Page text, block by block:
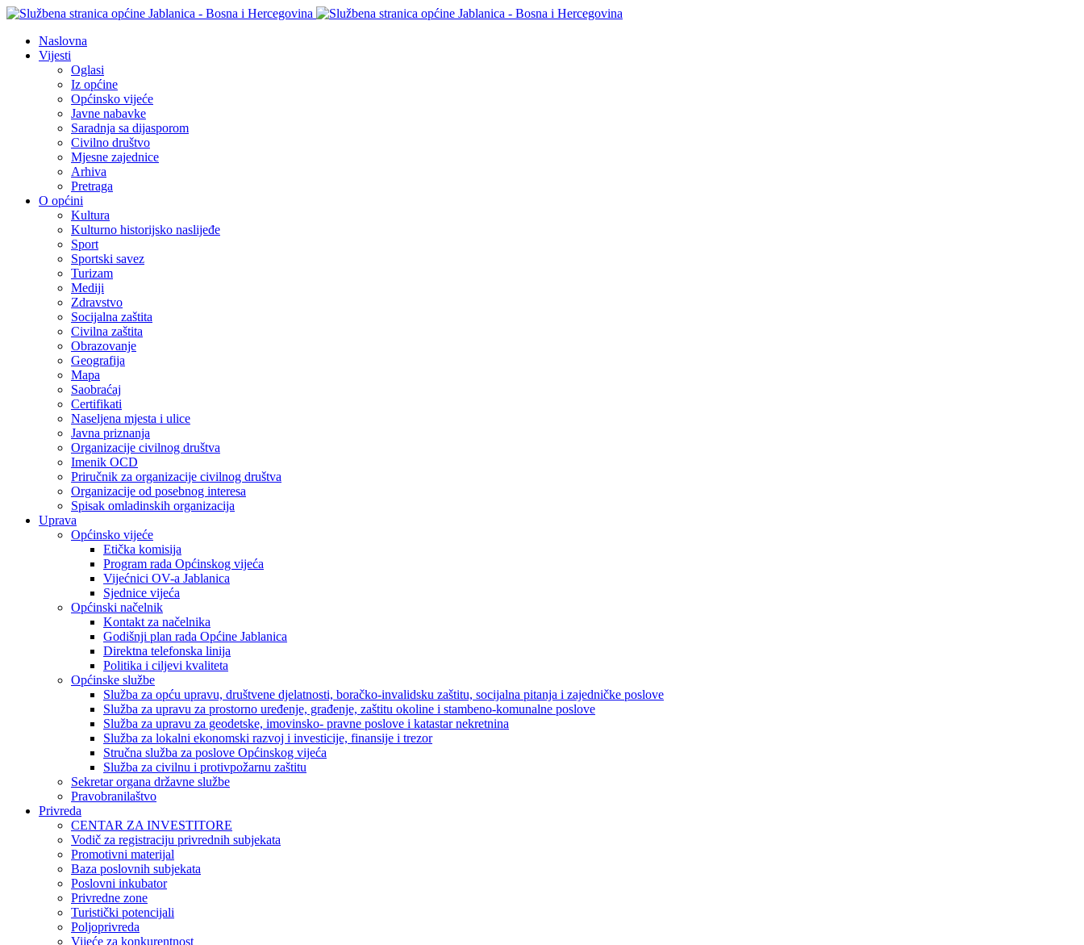
Naslovna
Vijesti
Oglasi
Iz općine
Općinsko vijeće
Javne nabavke
Saradnja sa dijasporom
Civilno društvo
Mjesne zajednice
Arhiva
Pretraga
O općini
Kultura
Kulturno historijsko naslijeđe
Sport
Sportski savez
Turizam
Mediji
Zdravstvo
Socijalna zaštita
Civilna zaštita
Obrazovanje
Geografija
Mapa
Saobraćaj
Certifikati
Naseljena mjesta i ulice
Javna priznanja
Organizacije civilnog društva
Imenik OCD
Priručnik za organizacije civilnog društva
Organizacije od posebnog interesa
Spisak omladinskih organizacija
Uprava
Općinsko vijeće
Etička komisija
Program rada Općinskog vijeća
Vijećnici OV-a Jablanica
Sjednice vijeća
Općinski načelnik
Kontakt za načelnika
Godišnji plan rada Općine Jablanica
Direktna telefonska linija
Politika i ciljevi kvaliteta
Općinske službe
Služba za opću upravu, društvene djelatnosti, boračko-invalidsku zaštitu, socijalna pitanja i zajedničke poslove
Služba za upravu za prostorno uređenje, građenje, zaštitu okoline i stambeno-komunalne poslove
Služba za upravu za geodetske, imovinsko- pravne poslove i katastar nekretnina
Služba za lokalni ekonomski razvoj i investicije, finansije i trezor
Stručna služba za poslove Općinskog vijeća
Služba za civilnu i protivpožarnu zaštitu
Sekretar organa državne službe
Pravobranilaštvo
Privreda
CENTAR ZA INVESTITORE
Vodič za registraciju privrednih subjekata
Promotivni materijal
Baza poslovnih subjekata
Poslovni inkubator
Privredne zone
Turistički potencijali
Poljoprivreda
Vijeće za konkurentnost